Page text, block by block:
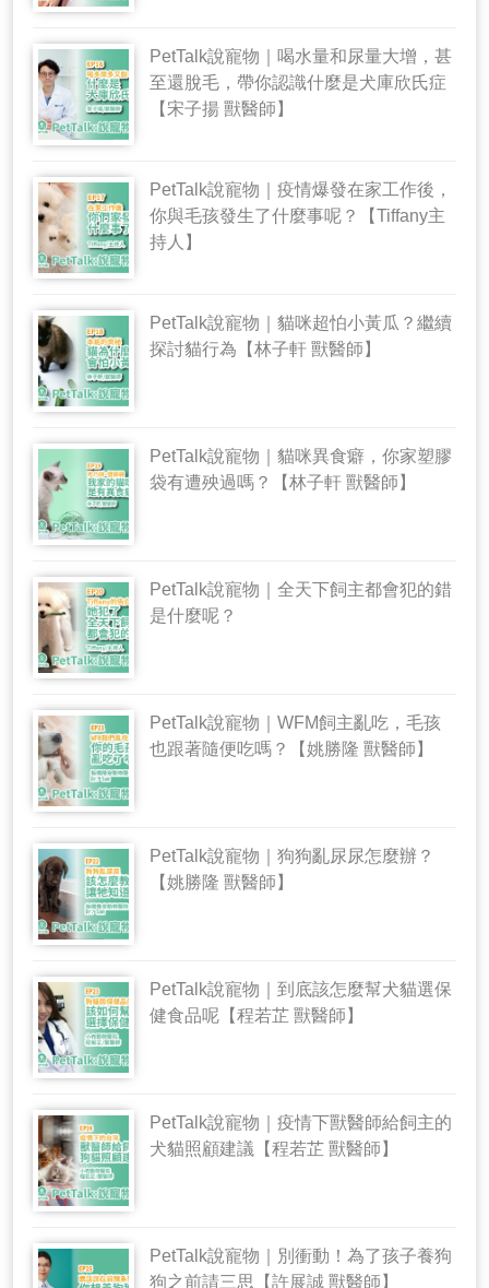
PetTalk說寵物｜喝水量和尿量大增，甚
至還脫毛，帶你認識什麼是犬庫欣氏症
【宋子揚 獸醫師】
PetTalk說寵物｜疫情爆發在家工作後，
你與毛孩發生了什麼事呢？【Tiffany主
持人】
PetTalk說寵物｜貓咪超怕小黃瓜？繼續
探討貓行為【林子軒 獸醫師】
PetTalk說寵物｜貓咪異食癖，你家塑膠
袋有遭殃過嗎？【林子軒 獸醫師】
PetTalk說寵物｜全天下飼主都會犯的錯
是什麼呢？
PetTalk說寵物｜WFM飼主亂吃，毛孩
也跟著隨便吃嗎？【姚勝隆 獸醫師】
PetTalk說寵物｜狗狗亂尿尿怎麼辦？
【姚勝隆 獸醫師】
PetTalk說寵物｜到底該怎麼幫犬貓選保
健食品呢【程若芷 獸醫師】
PetTalk說寵物｜疫情下獸醫師給飼主的
犬貓照顧建議【程若芷 獸醫師】
PetTalk說寵物｜別衝動！為了孩子養狗
狗之前請三思【許展誠 獸醫師】